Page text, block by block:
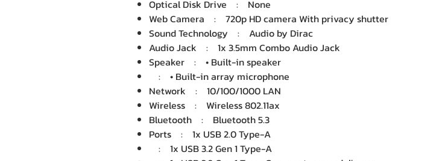
Optical Disk Drive : None
Web Camera : 720p HD camera With privacy shutter
Sound Technology : Audio by Dirac
Audio Jack : 1x 3.5mm Combo Audio Jack
Speaker : • Built-in speaker
: • Built-in array microphone
Network : 10/100/1000 LAN
Wireless : Wireless 802.11ax
Bluetooth : Bluetooth 5.3
Ports : 1x USB 2.0 Type-A
: 1x USB 3.2 Gen 1 Type-A